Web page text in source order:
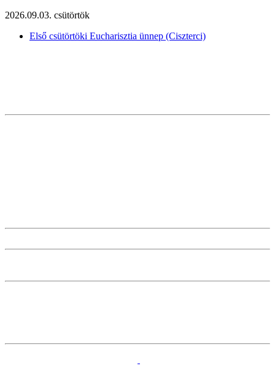
2026.09.03. csütörtök
Első csütörtöki Eucharisztia ünnep (Ciszterci)